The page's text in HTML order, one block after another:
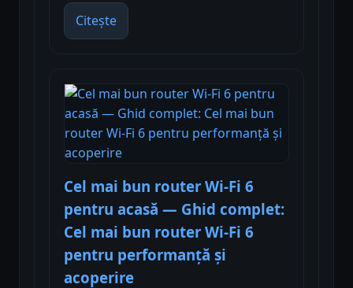
Citește
Cel mai bun router Wi-Fi 6
pentru acasă — Ghid complet:
Cel mai bun router Wi-Fi 6
pentru performanță și
acoperire